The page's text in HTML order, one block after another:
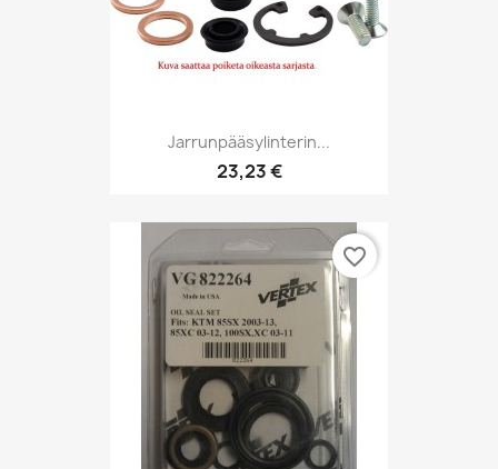
Jarrunpääsylinterin...
23,23 €
favorite_border